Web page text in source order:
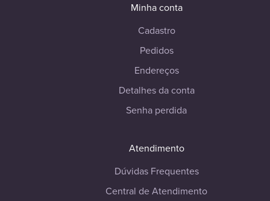
Minha conta
Cadastro
Pedidos
Endereços
Detalhes da conta
Senha perdida
Atendimento
Dúvidas Frequentes
Central de Atendimento